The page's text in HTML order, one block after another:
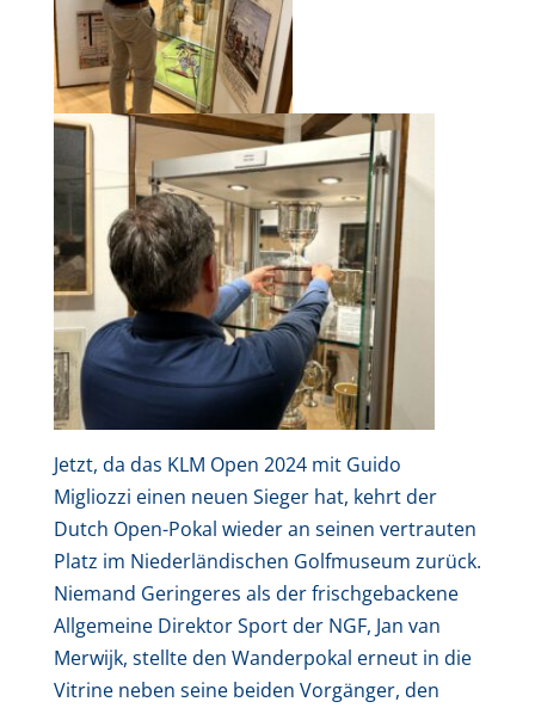
Jetzt, da das KLM Open 2024 mit Guido
Migliozzi einen neuen Sieger hat, kehrt der
Dutch Open-Pokal wieder an seinen vertrauten
Platz im Niederländischen Golfmuseum zurück.
Niemand Geringeres als der frischgebackene
Allgemeine Direktor Sport der NGF, Jan van
Merwijk, stellte den Wanderpokal erneut in die
Vitrine neben seine beiden Vorgänger, den